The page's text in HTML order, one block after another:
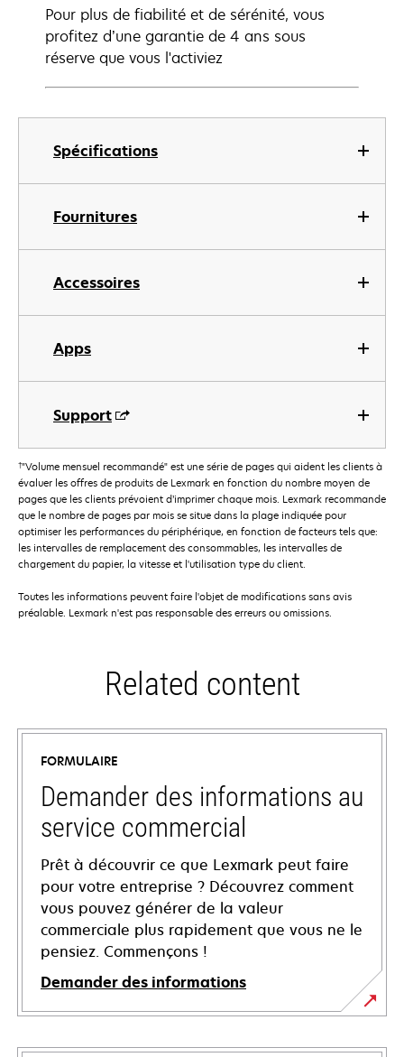
Spécifications
Fournitures
Accessoires
Apps
Support
Pour plus de fiabilité et de sérénité, vous
profitez d’une garantie de 4 ans sous
réserve que vous l'activiez
†"Volume mensuel recommandé" est une série de pages qui aident les clients à
évaluer les offres de produits de Lexmark en fonction du nombre moyen de
pages que les clients prévoient d’imprimer chaque mois. Lexmark recommande
que le nombre de pages par mois se situe dans la plage indiquée pour
optimiser les performances du périphérique, en fonction de facteurs tels que:
les intervalles de remplacement des consommables, les intervalles de
chargement du papier, la vitesse et l'utilisation type du client.
Toutes les informations peuvent faire l'objet de modifications sans avis
préalable. Lexmark n'est pas responsable des erreurs ou omissions.
Related content
FORMULAIRE
Demander des informations au
service commercial
Prêt à découvrir ce que Lexmark peut faire
pour votre entreprise ? Découvrez comment
vous pouvez générer de la valeur
commerciale plus rapidement que vous ne le
pensiez. Commençons !
Demander des informations